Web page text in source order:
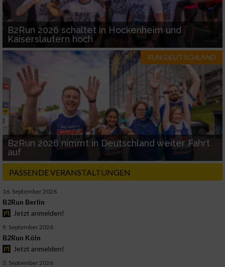
B2Run 2026 schaltet in Hockenheim und
Kaiserslautern hoch
RUN-DEUTSCHLAND
B2Run 2026 nimmt in Deutschland weiter Fahrt
auf
PASSENDE VERANSTALTUNGEN
16. September 2026
B2Run Berlin
Jetzt anmelden!
9. September 2026
B2Run Köln
Jetzt anmelden!
3. September 2026